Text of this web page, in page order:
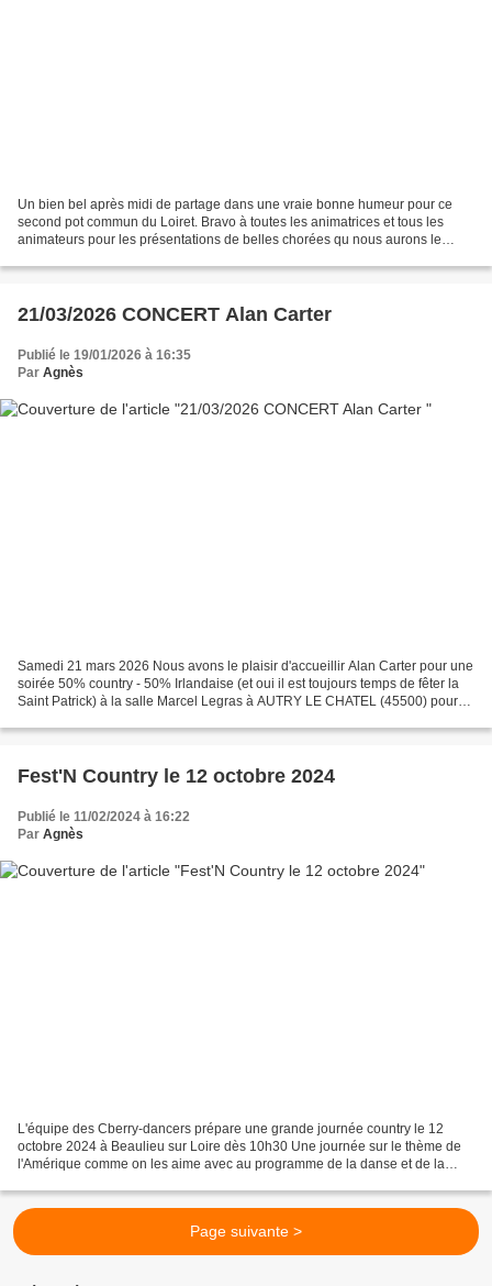
Un bien bel après midi de partage dans une vraie bonne humeur pour ce
second pot commun du Loiret. Bravo à toutes les animatrices et tous les
animateurs pour les présentations de belles chorées qu nous aurons le
21/03/2026 CONCERT Alan Carter
Publié le 19/01/2026 à 16:35
Par Agnès
Samedi 21 mars 2026 Nous avons le plaisir d'accueillir Alan Carter pour une
soirée 50% country - 50% Irlandaise (et oui il est toujours temps de fêter la
Saint Patrick) à la salle Marcel Legras à AUTRY LE CHATEL (45500) pour
Fest'N Country le 12 octobre 2024
Publié le 11/02/2024 à 16:22
Par Agnès
L'équipe des Cberry-dancers prépare une grande journée country le 12
octobre 2024 à Beaulieu sur Loire dès 10h30 Une journée sur le thème de
l'Amérique comme on les aime avec au programme de la danse et de la
Page suivante >